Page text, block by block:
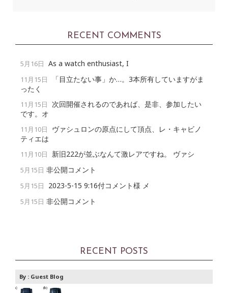
RECENT COMMENTS
5月16日 As a watch enthusiast, I
11月15日
「目立たない事」か…。3本所有していますがま
ったく
11月15日
次回開催されるのであれば、是非、参加したい
です。オ
11月10日
ヴァシュロンの原点にして頂点、レ・キャビノ
ティエは
11月10日 新旧222が並ぶなんて激レアですね。 ヴァシ
5月15日 非公開コメント
5月15日 2023-5-15 9:16付コメント様 メ
5月15日 非公開コメント
RECENT POSTS
By : Guest Blog